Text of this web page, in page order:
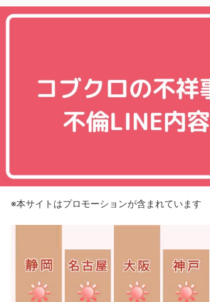
※本サイトはプロモーションが含まれています